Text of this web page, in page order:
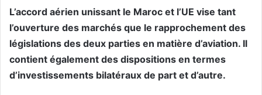
L’accord aérien unissant le Maroc et l’UE vise tant
l’ouverture des marchés que le rapprochement des
législations des deux parties en matière d’aviation. Il
contient également des dispositions en termes
d’investissements bilatéraux de part et d’autre.